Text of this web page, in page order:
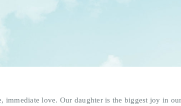
FAIRE UN DON
immediate love. Our daughter is the biggest joy in